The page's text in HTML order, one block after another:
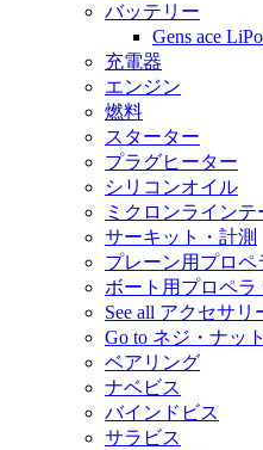
バッテリー
Gens ace
充電器
エンジン
燃料
スターター
プラグヒーター
シリコンオイル
ミクロンラインテ
サーキット・計測
プレーン用プロ
ボート用プロペ
See all アクセサリ
Go to ネジ・ナット
ベアリング
ナベビス
バインドビス
サラビス